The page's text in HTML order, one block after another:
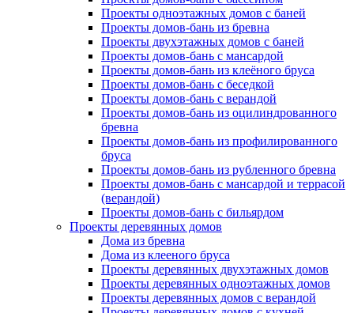
Проекты одноэтажных домов с баней
Проекты домов-бань из бревна
Проекты двухэтажных домов с баней
Проекты домов-бань с мансардой
Проекты домов-бань из клеёного бруса
Проекты домов-бань с беседкой
Проекты домов-бань с верандой
Проекты домов-бань из оцилиндрованного
бревна
Проекты домов-бань из профилированного
бруса
Проекты домов-бань из рубленного бревна
Проекты домов-бань с мансардой и террасой
(верандой)
Проекты домов-бань с бильярдом
Проекты деревянных домов
Дома из бревна
Дома из клееного бруса
Проекты деревянных двухэтажных домов
Проекты деревянных одноэтажных домов
Проекты деревянных домов с верандой